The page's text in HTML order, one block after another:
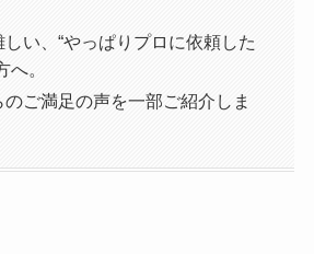
しい、“やっぱりプロに依頼した
へ。
のご満足の声を一部ご紹介しま